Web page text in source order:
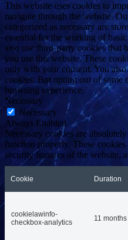
This website uses cookies to
navigate through the website.
categorized as necessary are
essential for the working of
also use third-party cookies that
you use this website. These
only with your consent. You
cookies. But opting out of some
browsing experience.
Necessary
Necessary
Always Enabled
Necessary cookies are
function properly. These
security features of the website,
Cookie Duration
cookielawinfo-
checkbox-analytics
11 months